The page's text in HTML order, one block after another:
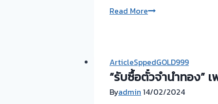
เงิน
รอ
จบ
หน้า
Read Moreรับ
ทอง
💰
รับ
ไถ่ถอน
ArticleSppedGOLD999
“รับซื้อตั๋วจำนำทอง”
Byadmin 14/02/2024